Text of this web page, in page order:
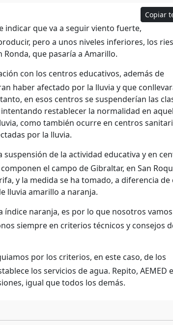
Copiar
indicar que va a seguir viento fuerte,
pero a unos niveles inferiores, los
que pasaría a Amarillo.
con los centros educativos, además de
haber afectado por la lluvia y que
en esos centros se suspenderían las
restablecer la normalidad en
como también ocurre en centros
por la lluvia.
de la actividad educativa y en
el campo de Gibraltar, en San
y la medida se ha tomado, a diferencia de
lluvia amarillo a naranja.
naranja, es por lo que nosotros
siempre en criterios técnicos y consejos
por los criterios, en este caso, de los
los servicios de agua. Repito, AEMED
igual que todos los demás.